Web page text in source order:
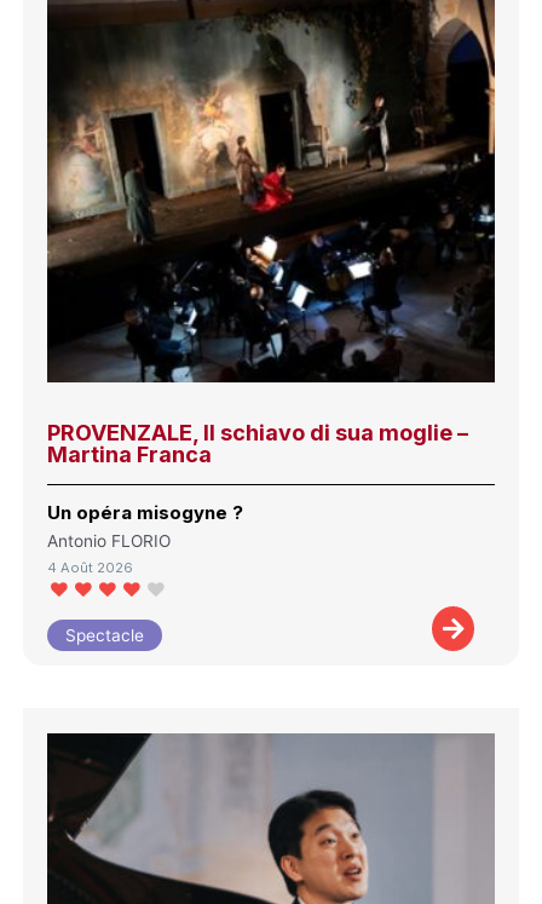
PROVENZALE, Il schiavo di sua moglie –
Martina Franca
Un opéra misogyne ?
Antonio FLORIO
4 Août 2026
Spectacle